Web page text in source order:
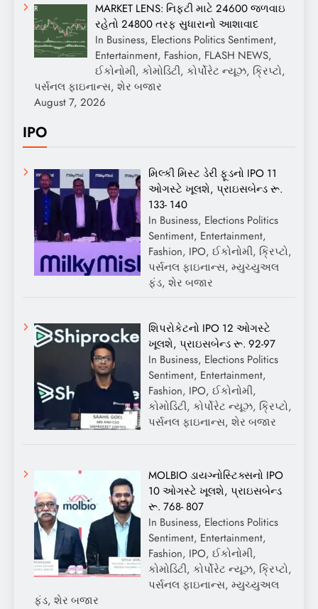
MARKET LENS: નિફ્ટી માટે 24600 જળવાઇ
રહેતો 24800 તરફ સુધારાનો આશાવાદ
In Business, Elections Politics Sentiment,
Entertainment, Fashion, FLASH NEWS,
ઈકોનોમી, કોમોડિટી, કોર્પોરેટ ન્યૂઝ, ક્રિપ્ટો,
પર્સનલ ફાઇનાન્સ, શેર બજાર
August 7, 2026
IPO
મિલ્કી મિસ્ટ ડેરી ફૂડનો IPO 11
ઓગસ્ટે ખૂલશે, પ્રાઇસબેન્ડ રૂ.
133- 140
In Business, Elections Politics
Sentiment, Entertainment,
Fashion, IPO, ઈકોનોમી, ક્રિપ્ટો,
પર્સનલ ફાઇનાન્સ, મ્યુચ્યુઅલ
ફંડ, શેર બજાર
શિપરોકેટનો IPO 12 ઓગસ્ટે
ખૂલશે, પ્રાઇસબેન્ડ રૂ. 92-97
In Business, Elections Politics
Sentiment, Entertainment,
Fashion, IPO, ઈકોનોમી,
કોમોડિટી, કોર્પોરેટ ન્યૂઝ, ક્રિપ્ટો,
પર્સનલ ફાઇનાન્સ, શેર બજાર
MOLBIO ડાયગ્નોસ્ટિક્સનો IPO
10 ઓગસ્ટે ખૂલશે, પ્રાઇસબેન્ડ
રૂ. 768- 807
In Business, Elections Politics
Sentiment, Entertainment,
Fashion, IPO, ઈકોનોમી,
કોમોડિટી, કોર્પોરેટ ન્યૂઝ, ક્રિપ્ટો,
પર્સનલ ફાઇનાન્સ, મ્યુચ્યુઅલ
ફંડ, શેર બજાર